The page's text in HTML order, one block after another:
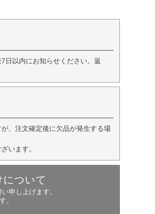
日以内にお知らせください。返
、注文確定後に欠品が発生する場
います。
について
申し上げます。
。